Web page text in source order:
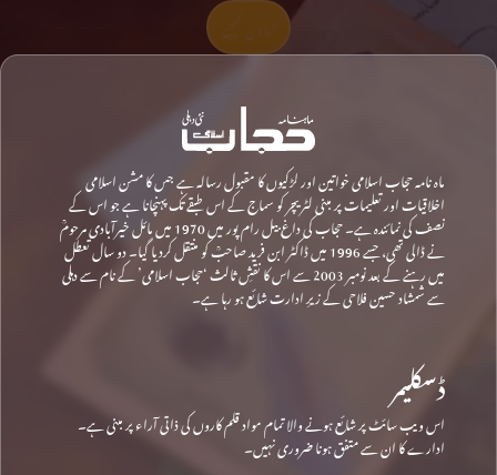
ماہ نامہ حجاب اسلامی خواتین اور لڑکیوں کا مقبول رسالہ ہے جس کا مشن اسلامی
اخلاقیات اور تعلیمات پر مبنی لٹریچر کو سماج کے اس طبقے تک پہنچانا ہے جو اس کے
نصف کی نمائندہ ہے۔ حجاب کی داغ بیل رام پور میں 1970 میں مائل خیرآبادی مرحومؒ
نے ڈالی تھی، جسے 1996 میں ڈاکٹر ابن فرید صاحبؒ کو منتقل کردیا گیا۔ دو سال تعطل
میں رہنے کے بعد نومبر 2003 سے اس کا نقشِ ثالث ‘حجاب اسلامی’ کے نام سے دہلی
سے شمشاد حسین فلاحی کے زیرِ ادارت شائع ہو رہا ہے۔
ڈسکلیمر
اس ویب سائٹ پر شائع ہونے والا تمام مواد قلم کاروں کی ذاتی آراء پر مبنی ہے۔
ادارے کا ان سے متفق ہونا ضروری نہیں۔